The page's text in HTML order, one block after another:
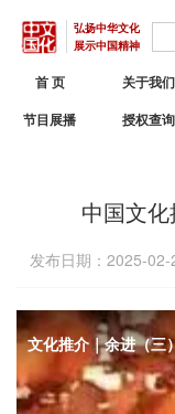
弘扬中华文化
展示中国精神
首 页 关于我们
节目展播 授权查询
中国文
发布日期：2025-